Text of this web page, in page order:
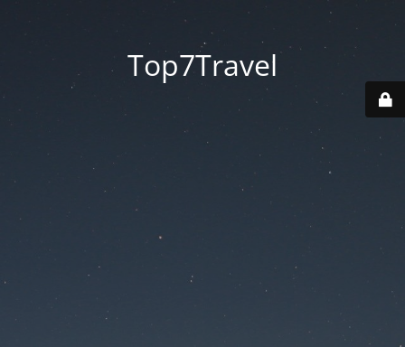
Top7Travel